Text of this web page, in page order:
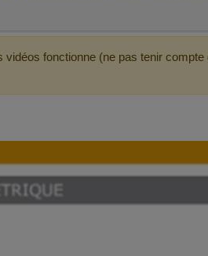
fonctionne (ne pas tenir